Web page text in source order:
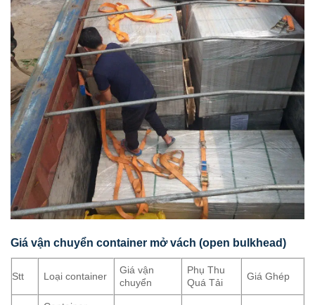
Giá vận chuyển container mở vách (open bulkhead)
Stt Loại container
Giá vận
chuyển
Phụ Thu
Quá Tải
Giá Ghép